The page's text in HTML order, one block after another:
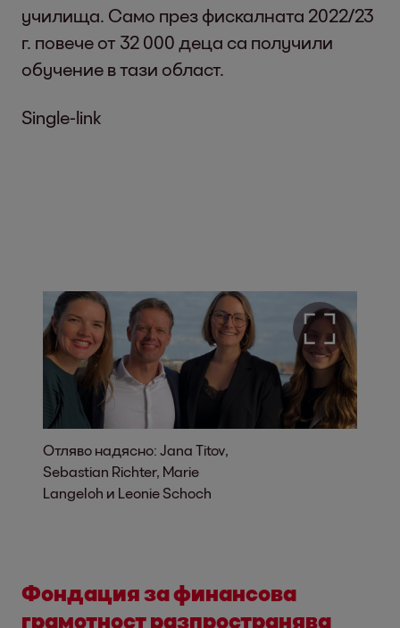
училища. Само през фискалната 2022/23
г. повече от 32 000 деца са получили
обучение в тази област.
Single-link
Отляво надясно: Jana Titov,
Sebastian Richter, Marie
Langeloh и Leonie Schoch
Фондацияза финансова
грамотностразпространява